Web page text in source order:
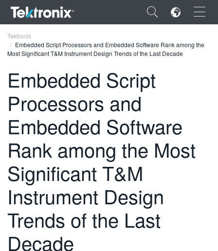
×
FRANÇAIS
DEUTSCH
VIỆT NAM
简体中文
日本語
繁體中文
Tektronix
Embedded Script Processors and Embedded Software Rank among the
Most Significant T&M Instrument Design Trends of the Last Decade
Embedded Script
Processors and
Embedded Software
Rank among the Most
Significant T&M
Instrument Design
Trends of the Last
Decade